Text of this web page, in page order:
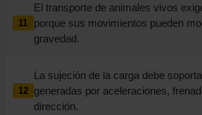
11
El transporte de animales vivos
porque sus movimientos pueden
gravedad.
12
La sujeción de la carga debe
generadas por aceleraciones,
dirección.